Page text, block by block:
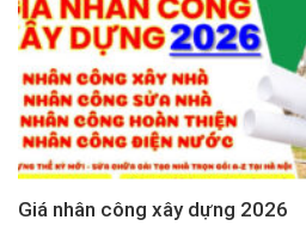
Giá nhân công xây dựng 2026